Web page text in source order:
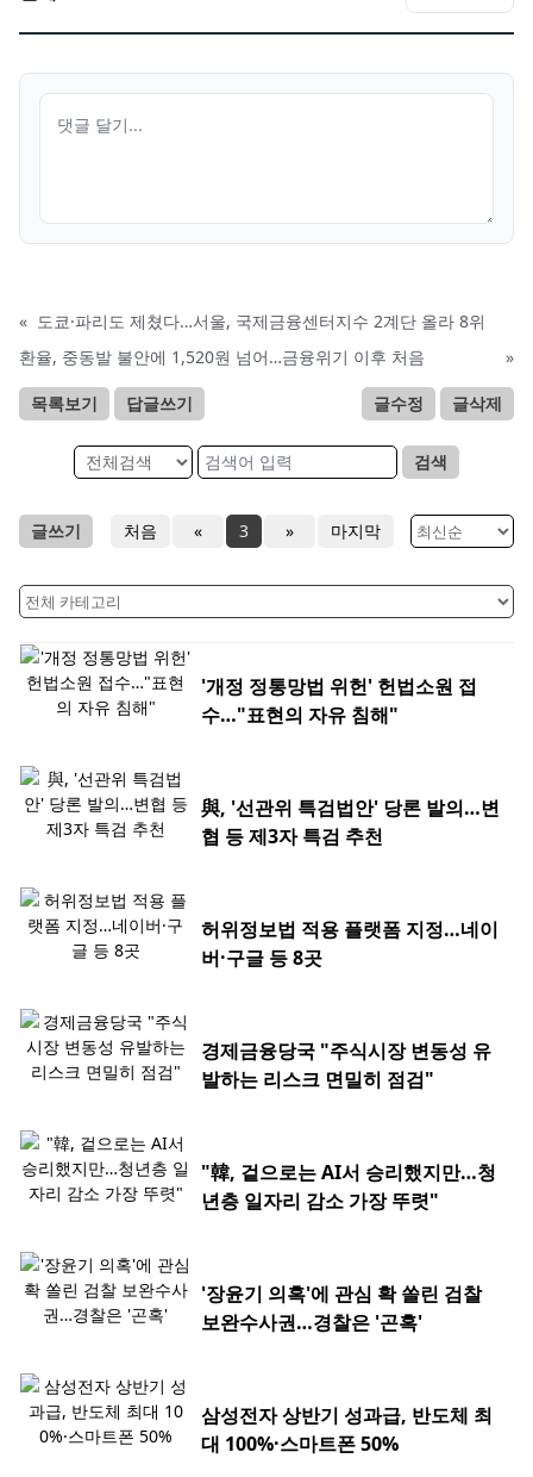
« 도쿄·파리도 제쳤다…서울, 국제금융센터지수 2계단 올라 8위
환율, 중동발 불안에 1,520원 넘어…금융위기 이후 처음
»
목록보기 답글쓰기 글수정 글삭제
검색
글쓰기 처음 « 3 » 마지막
'개정 정통망법 위헌' 헌법소원 접
수…"표현의 자유 침해"
與, '선관위 특검법안' 당론 발의…변
협 등 제3자 특검 추천
허위정보법 적용 플랫폼 지정…네이
버·구글 등 8곳
경제금융당국 "주식시장 변동성 유
발하는 리스크 면밀히 점검"
"韓, 겉으로는 AI서 승리했지만…청
년층 일자리 감소 가장 뚜렷"
'장윤기 의혹'에 관심 확 쏠린 검찰
보완수사권…경찰은 '곤혹'
삼성전자 상반기 성과급, 반도체 최
대 100%·스마트폰 50%